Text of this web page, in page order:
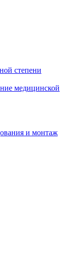
степени
медицинской
и монтаж